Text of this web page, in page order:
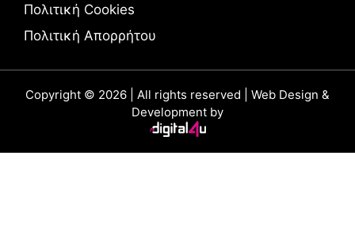
Πολιτική Cookies
Πολιτική Απορρήτου
Copyright © 2026 | All rights reserved | Web Design &
Development by